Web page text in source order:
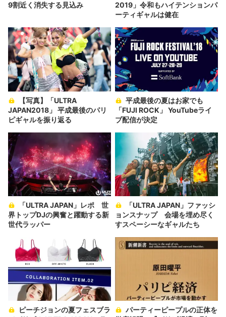
9割近く消失する見込み
2019」令和もハイテンションパ
ーティギャルは健在
JAPAN2018」 平成最後のパリ
ピギャルを振り返る
「FUJI ROCK」 YouTubeライ
ブ配信が決定
界トップDJの興奮と躍動する新
世代ラッパー
ョンスナップ 会場を埋め尽く
すスペーシーなギャルたち